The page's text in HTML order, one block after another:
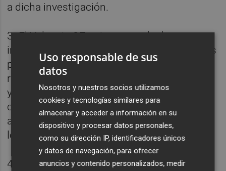
a dicha investigación.
3- El Valencia CF quiere recordar la
importancia de preservar la privacidad de las
personas afectadas. Todos tenemos la
responsabilidad de respetar a los afectados
y evitar las especulaciones que puedan
causar más dolor. El Club no tolerará ningún
acto insensible que cause más angustia a
los afectados.
4- El Valencia CF y la Academia del Valencia
Uso responsable de sus
datos
Nosotros y nuestros socios utilizamos
cookies y tecnologías similares para
almacenar y acceder a información en su
dispositivo y procesar datos personales,
como su dirección IP, identificadores únicos
y datos de navegación, para ofrecer
anuncios y contenido personalizados, medir